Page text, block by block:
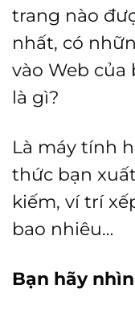
trang nào
nhất, có
vào Web
là gì?
Là máy tính
thức bạn
kiếm, ví trí
bao nhiêu…
Bạn hãy